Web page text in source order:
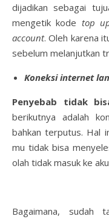
dijadikan sebagai
mengetik kode top
account. Oleh karena
sebelum melanjutkan
Koneksi internet
Penyebab tidak
berikutnya adalah
bahkan terputus. Hal
mu tidak bisa
olah tidak masuk ke
Bagaimana, sudah